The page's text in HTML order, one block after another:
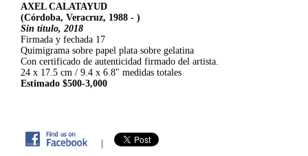
AXEL CALATAYUD
(Córdoba, Veracruz, 1988 - )
Sin título, 2018
Firmada y fechada 17
Quimigrama sobre papel plata sobre gelatina
Con certificado de autenticidad firmado del artista.
24 x 17.5 cm / 9.4 x 6.8" medidas totales
Estimado $500-3,000
|